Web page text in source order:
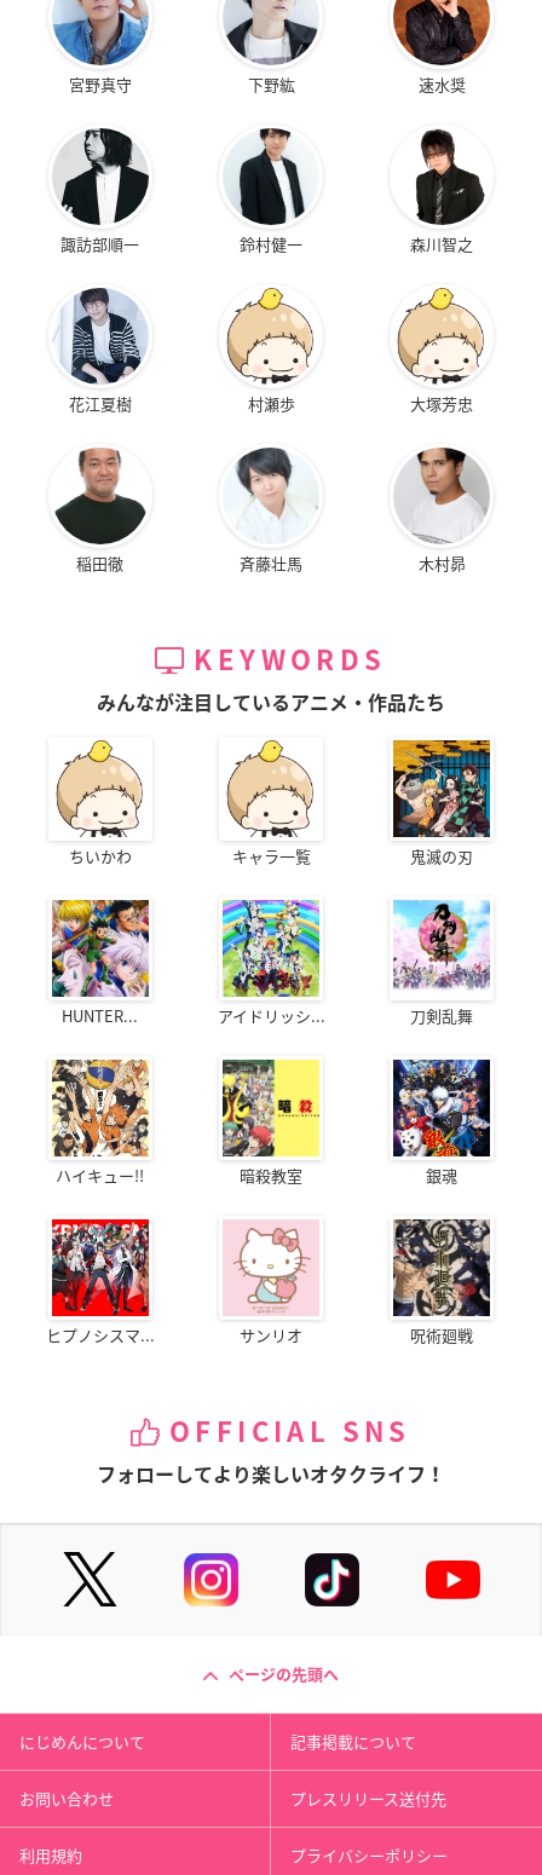
宮野真守 下野紘 速水奨
諏訪部順一 鈴村健一 森川智之
花江夏樹 村瀬歩 大塚芳忠
稲田徹 斉藤壮馬 木村昴
KEYWORDS
みんなが注目しているアニメ・作品たち
ちいかわ キャラ一覧 鬼滅の刃
HUNTER... アイドリッシ... 刀剣乱舞
ハイキュー!! 暗殺教室 銀魂
ヒプノシスマ... サンリオ 呪術廻戦
OFFICIAL SNS
フォローしてより楽しいオタクライフ！
ページの先頭へ
にじめんについて 記事掲載について
お問い合わせ プレスリリース送付先
利用規約 プライバシーポリシー